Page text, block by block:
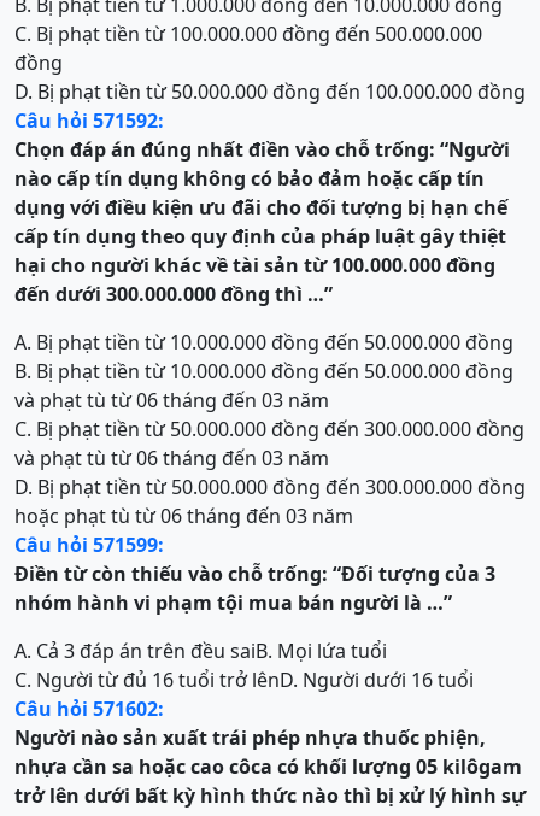
C. Bị phạt tiền từ 100.000.000 đồng đến 500.000.000
đồng
D. Bị phạt tiền từ 50.000.000 đồng đến 100.000.000 đồng
Câu hỏi 571592:
Chọn đáp án đúng nhất điền vào chỗ trống: “Người
nào cấp tín dụng không có bảo đảm hoặc cấp tín
dụng với điều kiện ưu đãi cho đối tượng bị hạn chế
cấp tín dụng theo quy định của pháp luật gây thiệt
hại cho người khác về tài sản từ 100.000.000 đồng
đến dưới 300.000.000 đồng thì …”
A. Bị phạt tiền từ 10.000.000 đồng đến 50.000.000 đồng
B. Bị phạt tiền từ 10.000.000 đồng đến 50.000.000 đồng
và phạt tù từ 06 tháng đến 03 năm
C. Bị phạt tiền từ 50.000.000 đồng đến 300.000.000 đồng
và phạt tù từ 06 tháng đến 03 năm
D. Bị phạt tiền từ 50.000.000 đồng đến 300.000.000 đồng
hoặc phạt tù từ 06 tháng đến 03 năm
Câu hỏi 571599:
Điền từ còn thiếu vào chỗ trống: “Đối tượng của 3
nhóm hành vi phạm tội mua bán người là …”
A. Cả 3 đáp án trên đều saiB. Mọi lứa tuổi
C. Người từ đủ 16 tuổi trở lênD. Người dưới 16 tuổi
Câu hỏi 571602:
Người nào sản xuất trái phép nhựa thuốc phiện,
nhựa cần sa hoặc cao côca có khối lượng 05 kilôgam
trở lên dưới bất kỳ hình thức nào thì bị xử lý hình sự